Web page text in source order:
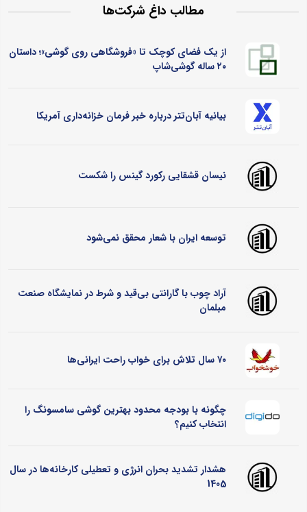
مطالب داغ شرکت‌ها
از یک فضای کوچک تا «فروشگاهی روی گوشی»؛ داستان
۲۰ ساله گوشی‌شاپ
بیانیه آبان‌تتر درباره خبر فرمان خزانه‌داری آمریکا
نیسان قشقایی رکورد گینس را شکست
توسعه ایران با شعار محقق نمی‌شود
آراد چوب با گارانتی بی‌قید و شرط در نمایشگاه صنعت
مبلمان
۷۰ سال تلاش برای خواب راحت ایرانی‌ها
چگونه با بودجه محدود بهترین گوشی سامسونگ را
انتخاب کنیم؟
هشدار تشدید بحران انرژی و تعطیلی کارخانه‌ها در سال
1405